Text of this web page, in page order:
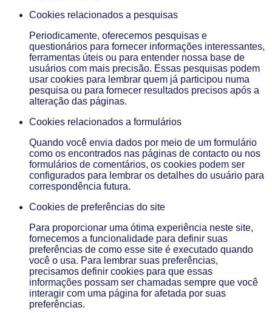
Cookies relacionados a pesquisas
Periodicamente, oferecemos pesquisas e
questionários para fornecer informações interessantes,
ferramentas úteis ou para entender nossa base de
usuários com mais precisão. Essas pesquisas podem
usar cookies para lembrar quem já participou numa
pesquisa ou para fornecer resultados precisos após a
alteração das páginas.
Cookies relacionados a formulários
Quando você envia dados por meio de um formulário
como os encontrados nas páginas de contacto ou nos
formulários de comentários, os cookies podem ser
configurados para lembrar os detalhes do usuário para
correspondência futura.
Cookies de preferências do site
Para proporcionar uma ótima experiência neste site,
fornecemos a funcionalidade para definir suas
preferências de como esse site é executado quando
você o usa. Para lembrar suas preferências,
precisamos definir cookies para que essas
informações possam ser chamadas sempre que você
interagir com uma página for afetada por suas
preferências.